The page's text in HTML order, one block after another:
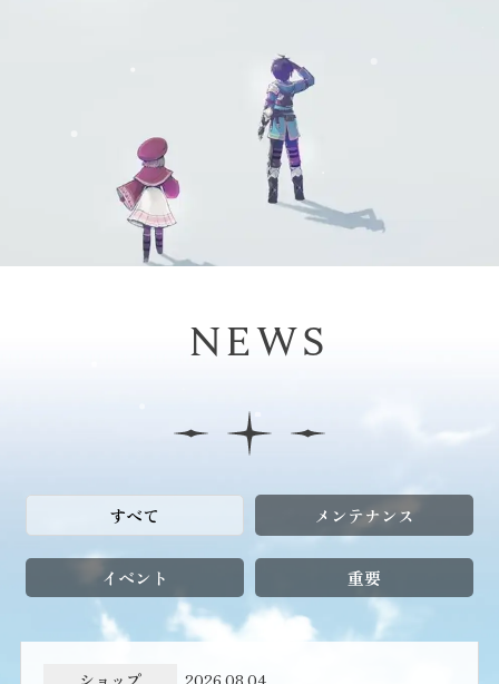
NEWS
すべて メンテナンス
イベント 重要
ショップ 2026.08.04